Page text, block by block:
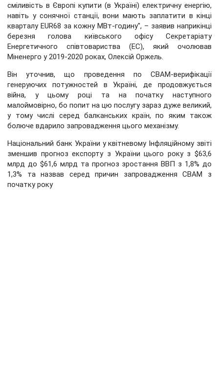
сміливість в Європі купити (в Україні) електричну енергію,
навіть у сонячної станції, вони мають заплатити в кінці
кварталу EUR68 за кожну МВт-годину", – заявив наприкінці
березня голова київського офісу Секретаріату
Енергетичного співтовариства (ЕС), який очолював
Міненерго у 2019-2020 роках, Олексій Оржель.
Він уточнив, що проведення по CBAM-верифікації
генеруючих потужностей в Україні, де продовжується
війна, у цьому році та на початку наступного
малоймовірно, бо попит на цю послугу зараз дуже великий,
у тому числі серед балканських країн, по яким також
болюче вдарило запровадження цього механізму.
Національний банк України у квітневому Інфляційному звіті
зменшив прогноз експорту з України цього року з $63,6
млрд до $61,6 млрд та прогноз зростання ВВП з 1,8% до
1,3% та назвав серед причин запровадження CBAM з
початку року